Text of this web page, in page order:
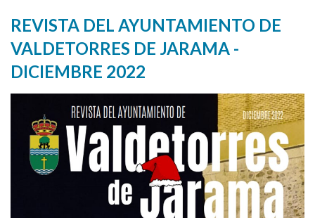
REVISTA DEL AYUNTAMIENTO DE
VALDETORRES DE JARAMA -
DICIEMBRE 2022